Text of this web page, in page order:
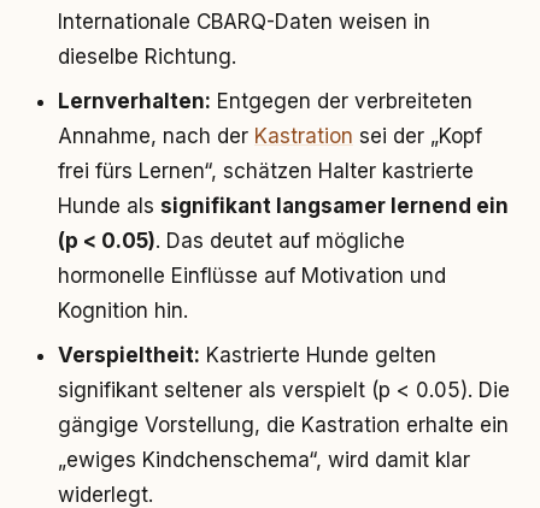
Internationale CBARQ-Daten weisen in
dieselbe Richtung.
Lernverhalten: Entgegen der verbreiteten
Annahme, nach der Kastration sei der „Kopf
frei fürs Lernen“, schätzen Halter kastrierte
Hunde als signifikant langsamer lernend ein
(p < 0.05). Das deutet auf mögliche
hormonelle Einflüsse auf Motivation und
Kognition hin.
Verspieltheit: Kastrierte Hunde gelten
signifikant seltener als verspielt (p < 0.05). Die
gängige Vorstellung, die Kastration erhalte ein
„ewiges Kindchenschema“, wird damit klar
widerlegt.